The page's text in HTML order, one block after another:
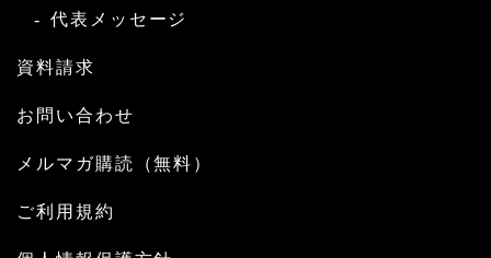
代表メッセージ
資料請求
お問い合わせ
メルマガ購読（無料）
ご利用規約